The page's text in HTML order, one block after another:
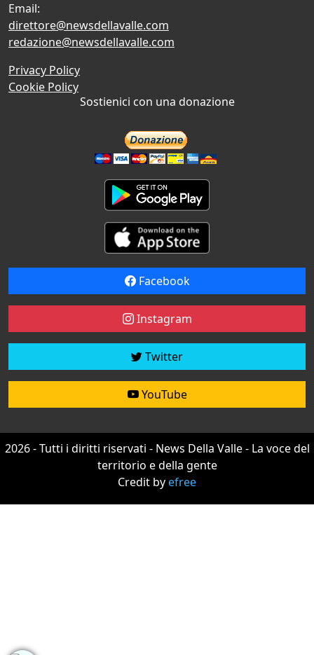
Email:
direttore@newsdellavalle.com
redazione@newsdellavalle.com
Privacy Policy
Cookie Policy
Sostienici con una donazione
Facebook
Instagram
Twitter
YouTube
2026 - Tutti i diritti riservati - News Della Valle - La voce del
territorio e della gente
Credit byefree